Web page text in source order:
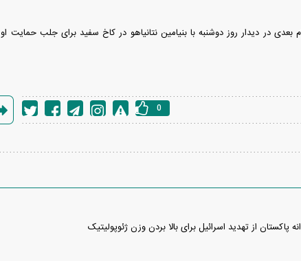
در دیدار روز دوشنبه با بنیامین نتانیاهو در کاخ سفید برای جلب حمایت او
گزارش
0
از تهدید اسرائیل برای بالا بردن وزن ژئوپولیتیک